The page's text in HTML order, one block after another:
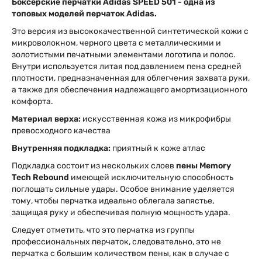
Боксерские перчатки Adidas SPEED 501 - одна из
топовых моделей перчаток Adidas.
Это версия из высококачественной синтетической кожи с
микроволокном, черного цвета с металлическими и
золотистыми печатными элементами логотипа и полос.
Внутри используется литая под давлением пена средней
плотности, предназначенная для облегчения захвата руки,
а также для обеспечения надлежащего амортизационного
комфорта.
Материал верха: искусственная кожа из микрофибры
превосходного качества
Внутренняя подкладка: приятный к коже атлас
Подкладка состоит из нескольких слоев пены Memory
Tech Rebound имеющей исключительную способность
поглощать сильные удары. Особое внимание уделяется
тому, чтобы перчатка идеально облегала запястье,
защищая руку и обеспечивая полную мощность удара.
Следует отметить, что это перчатка из группы
профессиональных перчаток, следовательно, это не
перчатка с большим количеством пены, как в случае с